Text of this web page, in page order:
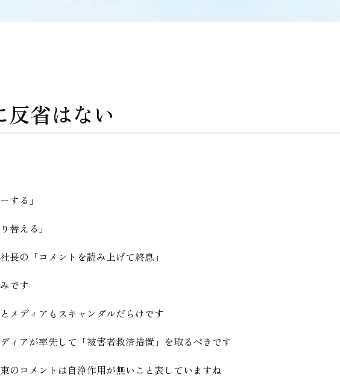
反省はない
する」
替える」
長の「コメントを読み上げて終息」
です
メディアもスキャンダルだらけです
ィアが率先して「被害者救済措置」を取るべきです
のコメントは自浄作用が無いこと表していますね